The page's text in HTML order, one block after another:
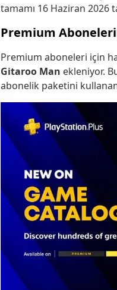
tamamı 16 Haziran 2026
Premium
Premium aboneleri için
Gitaroo Man ekleniyor.
abonelik paketini